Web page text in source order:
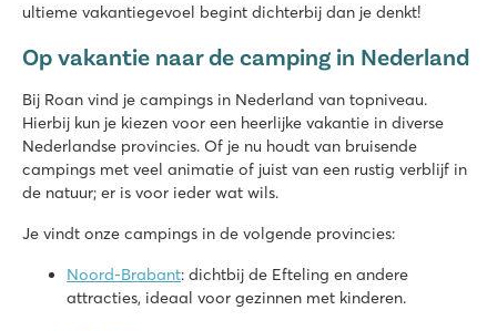
Marvilla Parks Friese Meren
Nederland - - Friesland - Lemmer
★ ★ ★
Overzichtelijk binnenzwembad
Gezellig restaurant met fijn terras
Op loopafstand van het Slotermeer
De Schatberg
Nederland - - Limburg - Sevenum
ultieme vakantiegevoel begint dichterbij dan je denkt!
Op vakantie naar de camping in Nederland
Bij Roan vind je campings in Nederland van topniveau.
Hierbij kun je kiezen voor een heerlijke vakantie in diverse
Nederlandse provincies. Of je nu houdt van bruisende
campings met veel animatie of juist van een rustig verblijf in
de natuur; er is voor ieder wat wils.
Je vindt onze campings in de volgende provincies:
Noord-Brabant: dichtbij de Efteling en andere
attracties, ideaal voor gezinnen met kinderen.